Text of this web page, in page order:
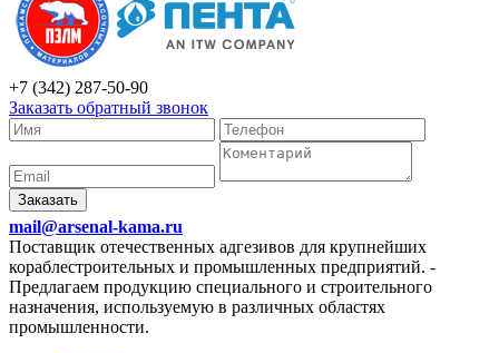
+7 (342) 287-50-90
Заказать обратный звонок
Заказать
mail@arsenal-kama.ru
Поставщик отечественных адгезивов для крупнейших
кораблестроительных и промышленных предприятий. -
Предлагаем продукцию специального и строительного
назначения, используемую в различных областях
промышленности.